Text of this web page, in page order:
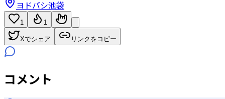
ヨドバシ池袋
1 1
Xでシェア リンクをコピー
コメント